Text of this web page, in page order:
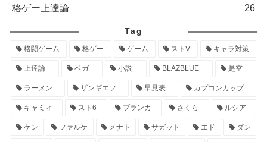
格ゲー上達論 26
Tag
格闘ゲーム 格ゲー ゲーム ストV キャラ対策
上達論 ベガ 小説 BLAZBLUE 是空
ラーメン ザンギエフ 早見表 カプコンカップ
キャミィ スト6 ブランカ さくら ルシア
ケン ファルケ メナト サガット エド ダン